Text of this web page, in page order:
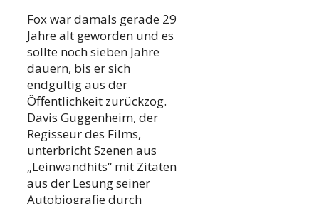
Fox war damals gerade 29
Jahre alt geworden und es
sollte noch sieben Jahre
dauern, bis er sich
endgültig aus der
Öffentlichkeit zurückzog.
Davis Guggenheim, der
Regisseur des Films,
unterbricht Szenen aus
„Leinwandhits“ mit Zitaten
aus der Lesung seiner
Autobiografie durch